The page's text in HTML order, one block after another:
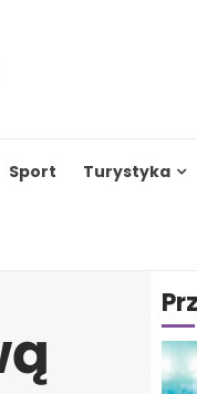
Sport Turystyka